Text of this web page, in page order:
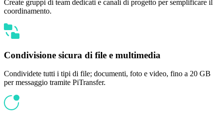
Create gruppi di team dedicati e canali di progetto per semplificare il
coordinamento.
Condivisione sicura di file e multimedia
Condividete tutti i tipi di file; documenti, foto e video, fino a 20 GB
per messaggio tramite PiTransfer.